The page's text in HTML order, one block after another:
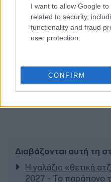
I want to allow Google
related to security,
functionality and fraud
user protection.
CONFIRM
Διαβάζονται αυτή τη
Η γαλάζια «θετική
2027 - Το παράπονο